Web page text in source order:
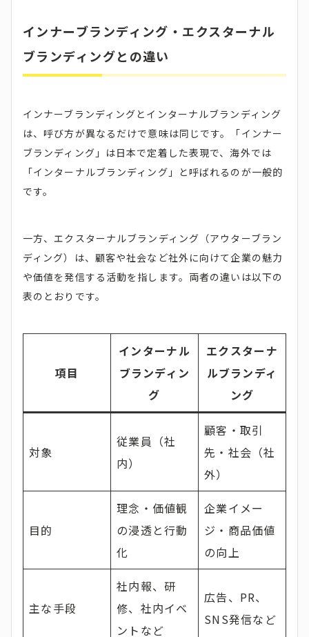
インナーブランディング・エクスターナル
ブランディングとの違い
インナーブランディングとインターナルブランディング
は、呼び方が異なるだけで意味は同じです。「インナー
ブランディング」は日本で定着した表現で、海外では
「インターナルブランディング」と呼ばれるのが一般的
です。
一方、エクスターナルブランディング（アウターブラン
ディング）は、顧客や社会など社外に向けて企業の魅力
や価値を発信する活動を指します。両者の違いは以下の
表のとおりです。
項目
インターナル
ブランディン
グ
エクスターナ
ルブランディ
ング
対象
従業員（社
内）
顧客・取引
先・社会（社
外）
目的
理念・価値観
の浸透と行動
化
企業イメー
ジ・商品価値
の向上
主な手段
社内報、研
修、社内イベ
ントなど
広告、PR、
SNS発信など